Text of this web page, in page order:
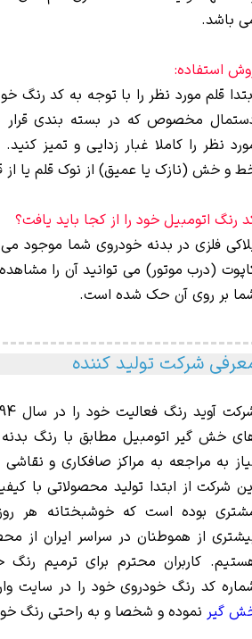
باشد.
استفاده:
قلم مورد نظر را با توجه به کد رنگ
مخصوص که در بسته بندی
نظر را کاملا غبار زدایی و تمیز
و خش (نازک یا عمیق) از نوک قلم یا از
رنگ اتومبیل خود را از کجا باید یافت؟
فلزی در بدنه خودروی شما موجود
(درب موتور) می توانید آن را
بر روی آن حک شده است.
شرکت تولید کننده
خش گیر اتومبیل مطابق با رنگ
به مراجعه به مراکز صافکاری و
شرکت از ابتدا تولید محصولاتی با
بوده است که خوشبختانه هر
از هموطنان در سراسر ایران از
کاربران محترم برای ترمیم
کد رنگ خودروی خود را در سایت
گیر نموده و شخصا و به راحتی رنگ